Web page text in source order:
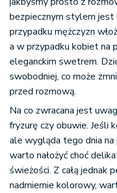
bezpiecznym stylem jest
przypadku mężczyzn
a w przypadku kobiet na
eleganckim swetrem.
swobodniej, co może
przed rozmową.
Na co zwracana jest
fryzurę czy obuwie. Jeśli
ale wygląda tego dnia
warto nałożyć choć
świeżości. Z całą jednak
nadmiernie kolorowy,